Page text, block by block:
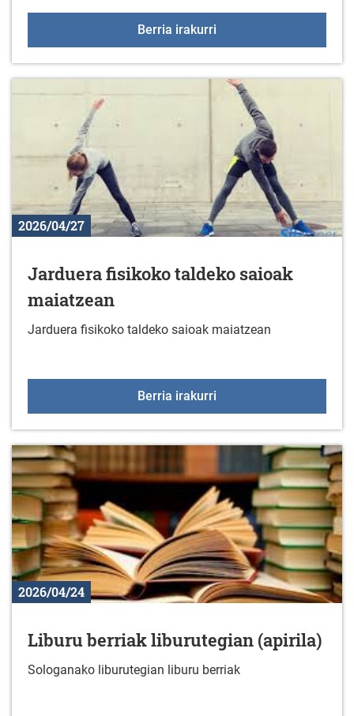
Berria irakurri
2026/04/27
Jarduera fisikoko taldeko saioak
maiatzean
Jarduera fisikoko taldeko saioak maiatzean
Berria irakurri
2026/04/24
Liburu berriak liburutegian (apirila)
Sologanako liburutegian liburu berriak